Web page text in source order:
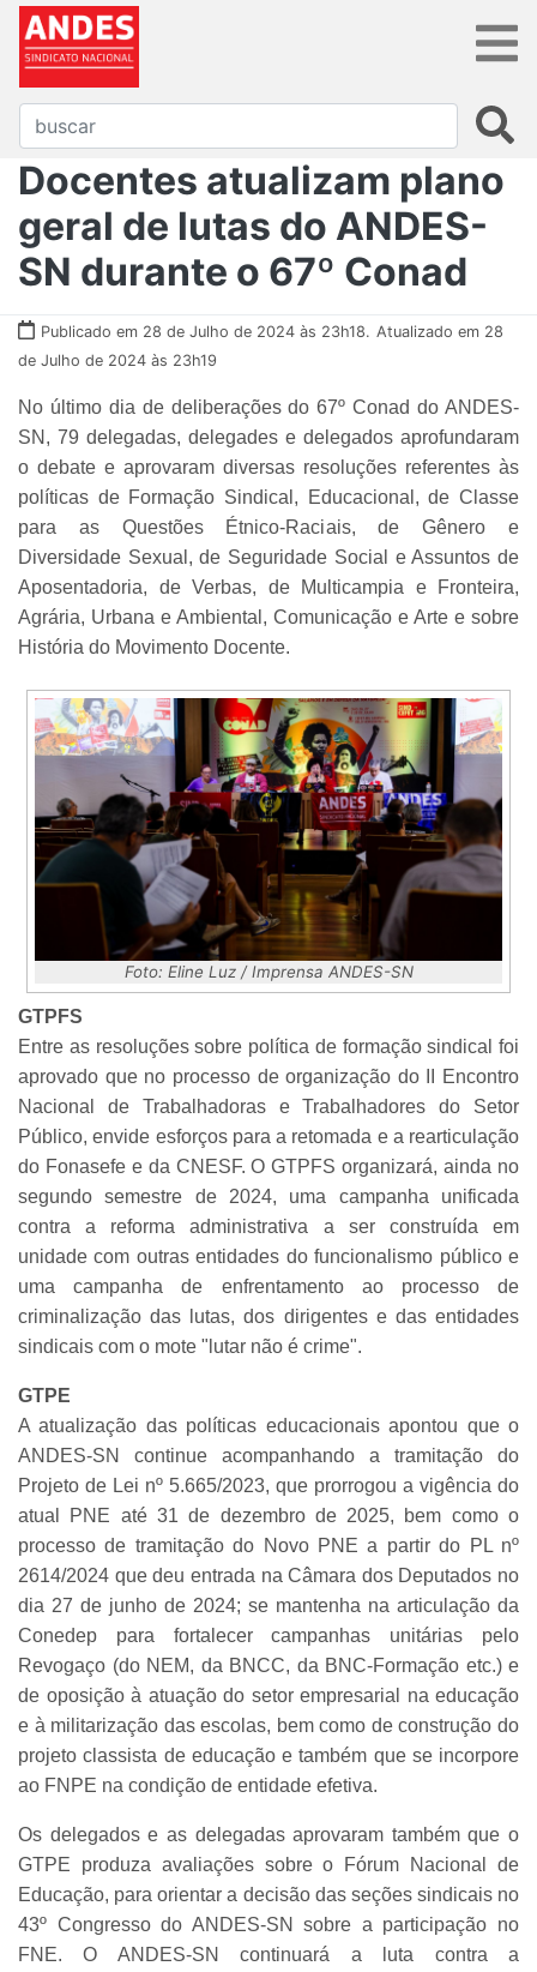
Docentes atualizam plano
geral de lutas do ANDES-
SN durante o 67º Conad
Publicado em 28 de Julho de 2024 às 23h18. Atualizado em 28
de Julho de 2024 às 23h19
No último dia de deliberações do 67º Conad do ANDES-
SN, 79 delegadas, delegades e delegados aprofundaram
o debate e aprovaram diversas resoluções referentes às
políticas de Formação Sindical, Educacional, de Classe
para as Questões Étnico-Raciais, de Gênero e
Diversidade Sexual, de Seguridade Social e Assuntos de
Aposentadoria, de Verbas, de Multicampia e Fronteira,
Agrária, Urbana e Ambiental, Comunicação e Arte e sobre
História do Movimento Docente.
Foto: Eline Luz / Imprensa ANDES-SN
GTPFS
Entre as resoluções sobre política de formação sindical foi
aprovado que no processo de organização do II Encontro
Nacional de Trabalhadoras e Trabalhadores do Setor
Público, envide esforços para a retomada e a rearticulação
do Fonasefe e da CNESF. O GTPFS organizará, ainda no
segundo semestre de 2024, uma campanha unificada
contra a reforma administrativa a ser construída em
unidade com outras entidades do funcionalismo público e
uma campanha de enfrentamento ao processo de
criminalização das lutas, dos dirigentes e das entidades
sindicais com o mote "lutar não é crime".
GTPE
A atualização das políticas educacionais apontou que o
ANDES-SN continue acompanhando a tramitação do
Projeto de Lei nº 5.665/2023, que prorrogou a vigência do
atual PNE até 31 de dezembro de 2025, bem como o
processo de tramitação do Novo PNE a partir do PL nº
2614/2024 que deu entrada na Câmara dos Deputados no
dia 27 de junho de 2024; se mantenha na articulação da
Conedep para fortalecer campanhas unitárias pelo
Revogaço (do NEM, da BNCC, da BNC-Formação etc.) e
de oposição à atuação do setor empresarial na educação
e à militarização das escolas, bem como de construção do
projeto classista de educação e também que se incorpore
ao FNPE na condição de entidade efetiva.
Os delegados e as delegadas aprovaram também que o
GTPE produza avaliações sobre o Fórum Nacional de
Educação, para orientar a decisão das seções sindicais no
43º Congresso do ANDES-SN sobre a participação no
FNE. O ANDES-SN continuará a luta contra a